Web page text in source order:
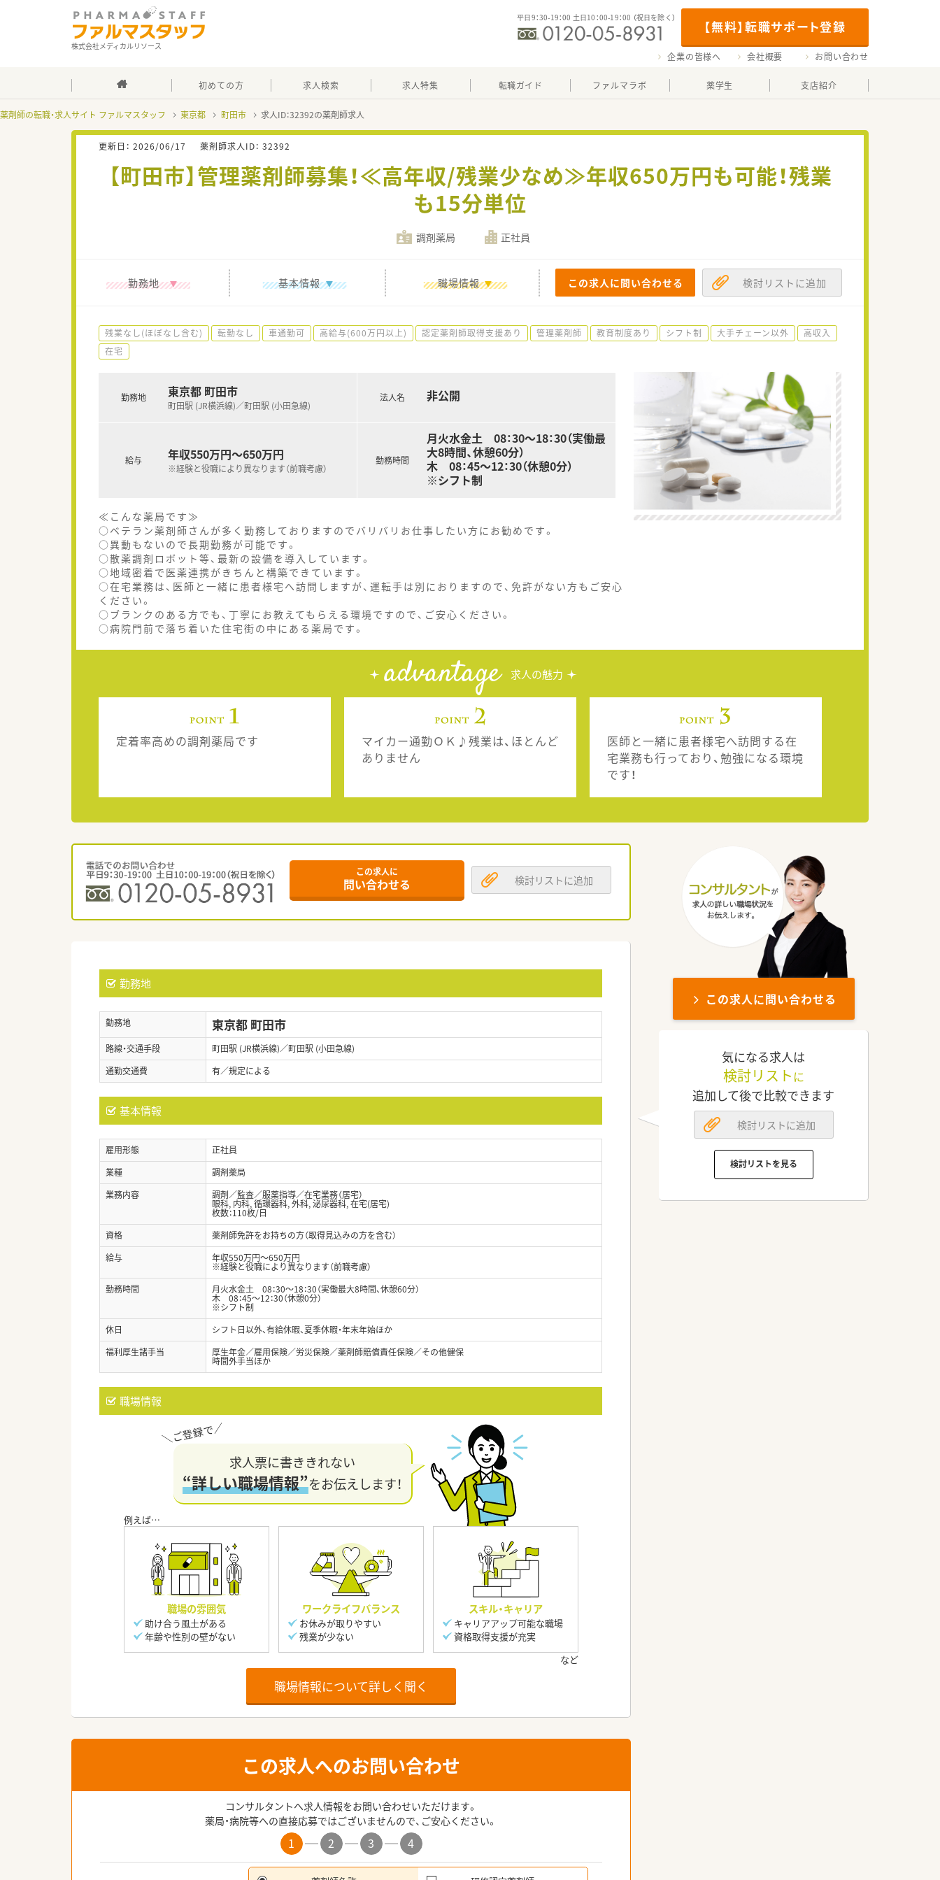
株式会社メディカルリソース
【無料】転職サポート登録
平日9：30-19：00 土日10：00-19：00 （祝日を除く）
企業の皆様へ 会社概要 お問い合わせ
初めての方 求人検索 求人特集 転職ガイド ファルマラボ 薬学生 支店紹介
薬剤師の転職・求人サイト ファルマスタッフ 東京都 町田市 求人ID：32392の薬剤師求人
更新日： 2026/06/17 薬剤師求人ID： 32392
【町田市】管理薬剤師募集！≪高年収/残業少なめ≫年収650万円も可能！残業
も15分単位
調剤薬局 正社員
勤務地 基本情報 職場情報 この求人に問い合わせる 検討リストに追加
残業なし(ほぼなし含む) 転勤なし 車通勤可 高給与(600万円以上) 認定薬剤師取得支援あり 管理薬剤師 教育制度あり シフト制 大手チェーン以外
高収入
在宅
勤務地 東京都 町田市
町田駅 (JR横浜線)／町田駅 (小田急線)
給与 年収550万円～650万円
※経験と役職により異なります（前職考慮）
法人名 非公開
勤務時間
月火水金土 08：30〜18：30（実働最
大8時間、休憩60分）
木 08：45～12：30（休憩0分）
※シフト制
≪こんな薬局です≫
○ベテラン薬剤師さんが多く勤務しておりますのでバリバリお仕事したい方にお勧めです。
○異動もないので長期勤務が可能です。
○散薬調剤ロボット等、最新の設備を導入しています。
○地域密着で医薬連携がきちんと構築できています。
○在宅業務は、医師と一緒に患者様宅へ訪問しますが、運転手は別におりますので、免許がない方もご安心
ください。
○ブランクのある方でも、丁寧にお教えてもらえる環境ですので、ご安心ください。
○病院門前で落ち着いた住宅街の中にある薬局です。
advantage 求人の魅力
定着率高めの調剤薬局です
マイカー通勤ＯＫ♪残業は、ほとんど
ありません
医師と一緒に患者様宅へ訪問する在
宅業務も行っており、勉強になる環境
です！
この求人に
問い合わせる 検討リストに追加
勤務地
勤務地 東京都 町田市
路線・交通手段
町田駅 (JR横浜線)／町田駅 (小田急線)
通勤交通費
有／規定による
基本情報
雇用形態
正社員
業種
調剤薬局
業務内容
調剤／監査／服薬指導／在宅業務（居宅）
眼科, 内科, 循環器科, 外科, 泌尿器科, 在宅(居宅)
枚数：110枚/日
資格
薬剤師免許をお持ちの方（取得見込みの方を含む）
給与
年収550万円～650万円
※経験と役職により異なります（前職考慮）
勤務時間
月火水金土 08：30〜18：30（実働最大8時間、休憩60分）
木 08：45～12：30（休憩0分）
※シフト制
休日
シフト日以外、有給休暇、夏季休暇・年末年始ほか
福利厚生諸手当
厚生年金／雇用保険／労災保険／薬剤師賠償責任保険／その他健保
時間外手当ほか
職場情報
求人票に書ききれない
“詳しい職場情報”をお伝えします！
職場の雰囲気
助け合う風土がある
年齢や性別の壁がない
ワークライフバランス
お休みが取りやすい
残業が少ない
スキル・キャリア
キャリアアップ可能な職場
資格取得支援が充実
職場情報について詳しく聞く
この求人へのお問い合わせ
コンサルタントへ求人情報をお問い合わせいただけます。
薬局・病院等への直接応募ではございませんので、ご安心ください。
1 2 3 4
この求人に問い合わせる
気になる求人は
検討リスト に
追加して後で比較できます
検討リストに追加
検討リストを見る